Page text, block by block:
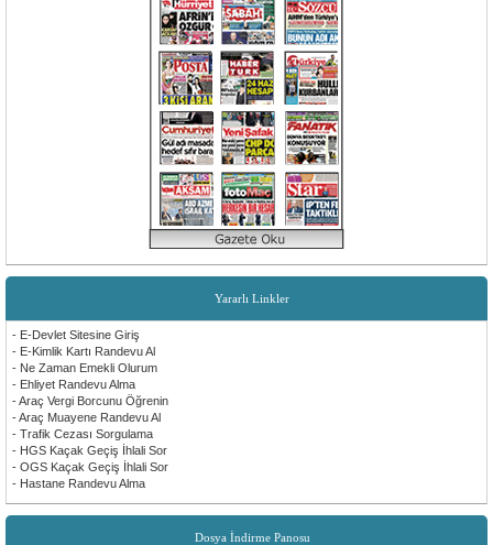
Yararlı Linkler
- E-Devlet Sitesine Giriş
- E-Kimlik Kartı Randevu Al
- Ne Zaman Emekli Olurum
- Ehliyet Randevu Alma
- Araç Vergi Borcunu Öğrenin
- Araç Muayene Randevu Al
- Trafik Cezası Sorgulama
- HGS Kaçak Geçiş İhlali Sor
- OGS Kaçak Geçiş İhlali Sor
- Hastane Randevu Alma
Dosya İndirme Panosu